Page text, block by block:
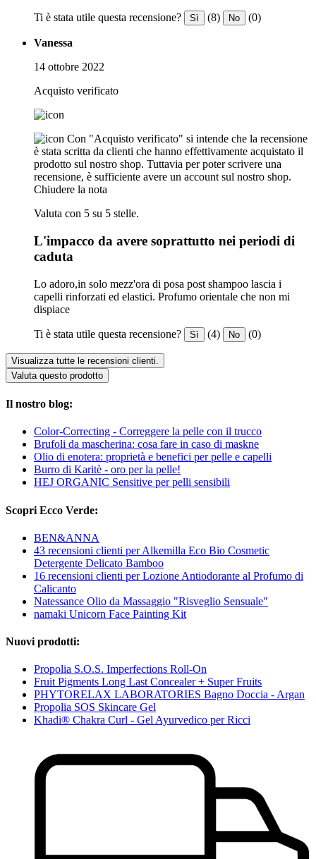
Ti è stata utile questa recensione? Sì (8) No (0)
Vanessa
14 ottobre 2022
Acquisto verificato
Con "Acquisto verificato" si intende che la recensione
è stata scritta da clienti che hanno effettivamente acquistato il
prodotto sul nostro shop. Tuttavia per poter scrivere una
recensione, è sufficiente avere un account sul nostro shop.
Chiudere la nota
Valuta con 5 su 5 stelle.
L'impacco da avere soprattutto nei periodi di
caduta
Lo adoro,in solo mezz'ora di posa post shampoo lascia i
capelli rinforzati ed elastici. Profumo orientale che non mi
dispiace
Ti è stata utile questa recensione? Sì (4) No (0)
Visualizza tutte le recensioni clienti.
Valuta questo prodotto
Il nostro blog:
Color-Correcting - Correggere la pelle con il trucco
Brufoli da mascherina: cosa fare in caso di maskne
Olio di enotera: proprietà e benefici per pelle e capelli
Burro di Karitè - oro per la pelle!
HEJ ORGANIC Sensitive per pelli sensibili
Scopri Ecco Verde:
BEN&ANNA
43 recensioni clienti per Alkemilla Eco Bio Cosmetic
Detergente Delicato Bamboo
16 recensioni clienti per Lozione Antiodorante al Profumo di
Calicanto
Natessance Olio da Massaggio "Risveglio Sensuale"
namaki Unicorn Face Painting Kit
Nuovi prodotti:
Propolia S.O.S. Imperfections Roll-On
Fruit Pigments Long Last Concealer + Super Fruits
PHYTORELAX LABORATORIES Bagno Doccia - Argan
Propolia SOS Skincare Gel
Khadi® Chakra Curl - Gel Ayurvedico per Ricci